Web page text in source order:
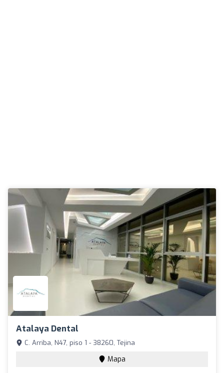
Atalaya Dental
C. Arriba, N47, piso 1 - 38260, Tejina
Mapa